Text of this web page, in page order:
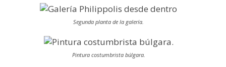
Segunda planta de la galería.
Pintura costumbrista búlgara.